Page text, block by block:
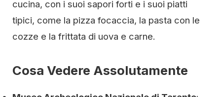
cucina, con i suoi sapori forti e i suoi piatti
tipici, come la pizza focaccia, la pasta con le
cozze e la frittata di uova e carne.
Cosa Vedere Assolutamente